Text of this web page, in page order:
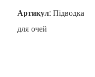
Артикул: Підводка
для очей